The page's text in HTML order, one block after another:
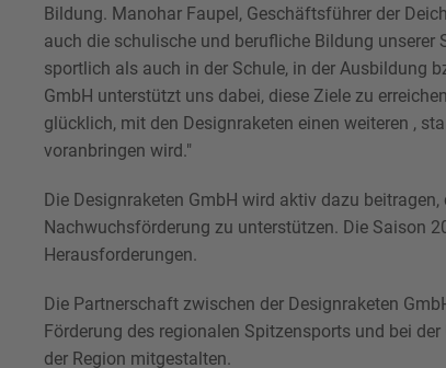
Bildung. Manohar Faupel, Geschäftsführer der
auch die schulische und berufliche Bildung unserer
sportlich als auch in der Schule, in der Ausbildung
GmbH unterstützt uns dabei, diese Ziele zu
glücklich, mit den Designraketen einen weiteren ,
voranbringen wird."
Die Designraketen GmbH wird aktiv dazu
Nachwuchsförderung zu unterstützen. Die Saison
Herausforderungen.
Die Partnerschaft zwischen der Designraketen
Förderung des regionalen Spitzensports und bei
der Region mitgestalten.